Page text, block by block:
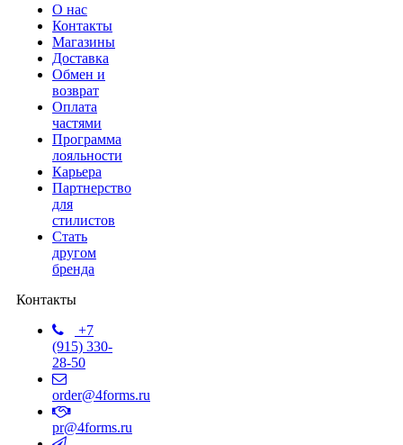
О нас
Контакты
Магазины
Доставка
Обмен и
возврат
Оплата
частями
Программа
лояльности
Карьера
Партнерство
для
стилистов
Стать
другом
бренда
Контакты
+7
(915) 330-
28-50
order@4forms.ru
pr@4forms.ru